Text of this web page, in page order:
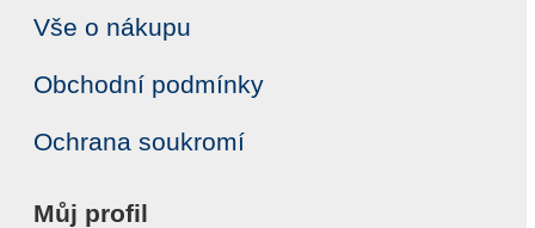
Vše o nákupu
Obchodní podmínky
Ochrana soukromí
Můj profil